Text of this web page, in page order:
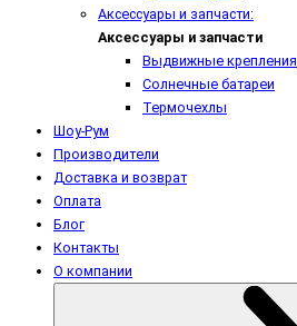
Аксессуары и запчасти:
Аксессуары и запчасти
Выдвижные крепления
Солнечные батареи
Термочехлы
Шоу-Рум
Производители
Доставка и возврат
Оплата
Блог
Контакты
О компании